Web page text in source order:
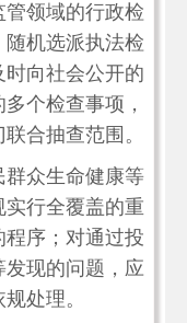
领域的行政检
机选派执法检
向社会公开的
个检查事项，
合抽查范围。
众生命健康等
行全覆盖的重
序；对通过投
现的问题，应
处理。